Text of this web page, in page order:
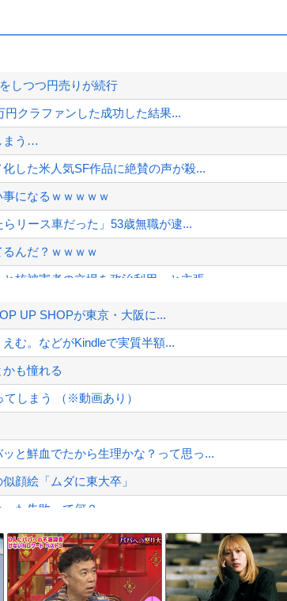
しつつ円売りが続行
クラファンした成功した結果...
まう…
した米人気SF作品に絶賛の声が殺...
になるｗｗｗｗｗ
リース車だった」53歳無職が逮...
んだ？ｗｗｗｗ
核被害者の立場を政治利用」と主張...
ンダやスズキも今年第2四半期に大...
よ」大本営「現地調達」陸軍「え？...
な憶測が飛び交う。1週間ぶり...
第二波不可避へ
Powered by livedoor 相互
UP SHOPが東京・大阪に...
む。などがKindleで実質半額...
も憧れる
てしまう （※動画あり）
と鮮血でたから生理かな？って思っ...
顔絵「ムダに東大卒」
た失敗って何？
でくる事故(ﾟoﾟ)
くなった」